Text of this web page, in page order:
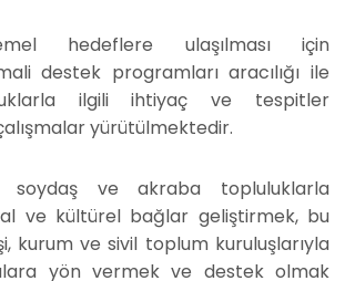
hedeflere ulaşılması için
destek programları aracılığı ile
ilgili ihtiyaç ve tespitler
yürütülmektedir.
soydaş ve akraba topluluklarla
ve kültürel bağlar geliştirmek, bu
kurum ve sivil toplum kuruluşlarıyla
yön vermek ve destek olmak